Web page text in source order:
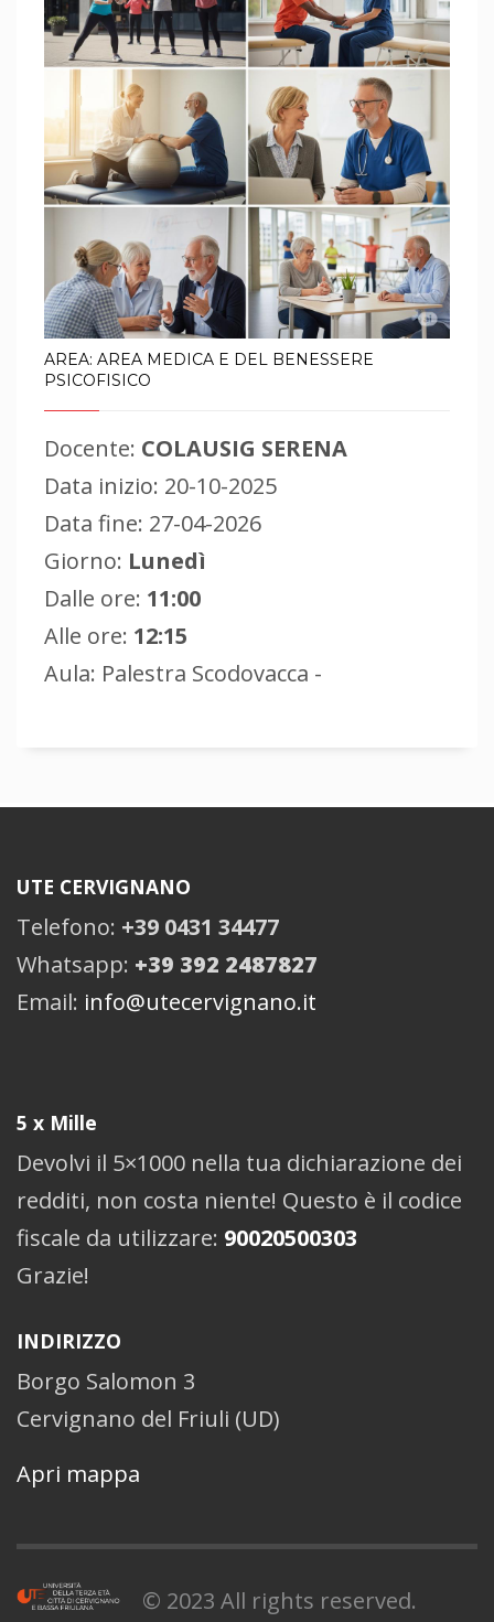
AREA: AREA MEDICA E DEL BENESSERE
PSICOFISICO
Docente: COLAUSIG SERENA
Data inizio: 20-10-2025
Data fine: 27-04-2026
Giorno: Lunedì
Dalle ore: 11:00
Alle ore: 12:15
Aula: Palestra Scodovacca -
UTE CERVIGNANO
Telefono: +39 0431 34477
Whatsapp: +39 392 2487827
Email: info@utecervignano.it
5 x Mille
Devolvi il 5×1000 nella tua dichiarazione dei
redditi, non costa niente! Questo è il codice
fiscale da utilizzare: 90020500303
Grazie!
INDIRIZZO
Borgo Salomon 3
Cervignano del Friuli (UD)
Apri mappa
© 2023 All rights reserved.